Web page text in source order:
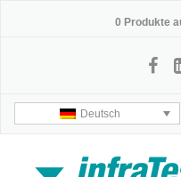
0 Produkte
Deutsch